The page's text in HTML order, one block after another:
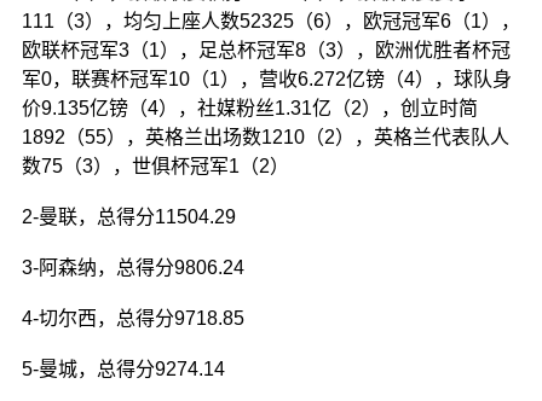
111（3），均匀上座人数52325（6），欧冠冠军6（1），
欧联杯冠军3（1），足总杯冠军8（3），欧洲优胜者杯冠
军0，联赛杯冠军10（1），营收6.272亿镑（4），球队身
价9.135亿镑（4），社媒粉丝1.31亿（2），创立时简
1892（55），英格兰出场数1210（2），英格兰代表队人
数75（3），世俱杯冠军1（2）
2-曼联，总得分11504.29
3-阿森纳，总得分9806.24
4-切尔西，总得分9718.85
5-曼城，总得分9274.14